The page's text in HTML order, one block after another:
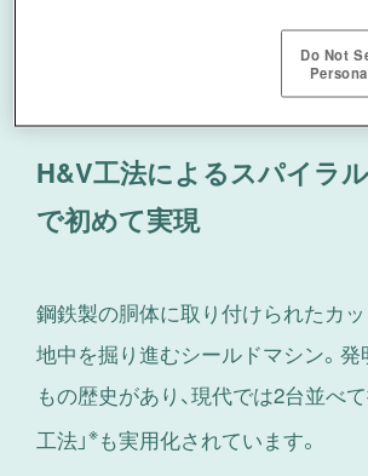
H&V工法によるスパイラ
で初めて実現
鋼鉄製の胴体に取り付けられたカッ
地中を掘り進むシールドマシン。
もの歴史があり、現代では2台並べ
工法」※も実用化されています。
Do Not